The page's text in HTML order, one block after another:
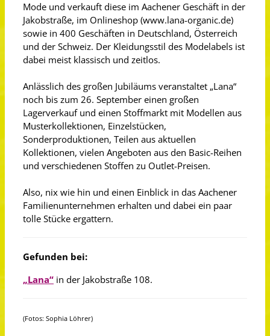
Mode und verkauft diese im Aachener Geschäft in der
Jakobstraße, im Onlineshop (www.lana-organic.de)
sowie in 400 Geschäften in Deutschland, Österreich
und der Schweiz. Der Kleidungsstil des Modelabels ist
dabei meist klassisch und zeitlos.
Anlässlich des großen Jubiläums veranstaltet „Lana“
noch bis zum 26. September einen großen
Lagerverkauf und einen Stoffmarkt mit Modellen aus
Musterkollektionen, Einzelstücken,
Sonderproduktionen, Teilen aus aktuellen
Kollektionen, vielen Angeboten aus den Basic-Reihen
und verschiedenen Stoffen zu Outlet-Preisen.
Also, nix wie hin und einen Einblick in das Aachener
Familienunternehmen erhalten und dabei ein paar
tolle Stücke ergattern.
Gefunden bei:
„Lana“ in der Jakobstraße 108.
(Fotos: Sophia Löhrer)